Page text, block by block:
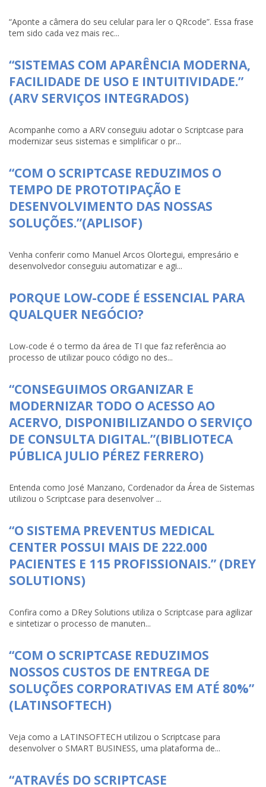
“Aponte a câmera do seu celular para ler o QRcode”. Essa frase
tem sido cada vez mais rec...
“SISTEMAS COM APARÊNCIA MODERNA,
FACILIDADE DE USO E INTUITIVIDADE.”
(ARV SERVIÇOS INTEGRADOS)
Acompanhe como a ARV conseguiu adotar o Scriptcase para
modernizar seus sistemas e simplificar o pr...
“COM O SCRIPTCASE REDUZIMOS O
TEMPO DE PROTOTIPAÇÃO E
DESENVOLVIMENTO DAS NOSSAS
SOLUÇÕES.”(APLISOF)
Venha conferir como Manuel Arcos Olortegui, empresário e
desenvolvedor conseguiu automatizar e agi...
PORQUE LOW-CODE É ESSENCIAL PARA
QUALQUER NEGÓCIO?
Low-code é o termo da área de TI que faz referência ao
processo de utilizar pouco código no des...
“CONSEGUIMOS ORGANIZAR E
MODERNIZAR TODO O ACESSO AO
ACERVO, DISPONIBILIZANDO O SERVIÇO
DE CONSULTA DIGITAL.”(BIBLIOTECA
PÚBLICA JULIO PÉREZ FERRERO)
Entenda como José Manzano, Cordenador da Área de Sistemas
utilizou o Scriptcase para desenvolver ...
“O SISTEMA PREVENTUS MEDICAL
CENTER POSSUI MAIS DE 222.000
PACIENTES E 115 PROFISSIONAIS.” (DREY
SOLUTIONS)
Confira como a DRey Solutions utiliza o Scriptcase para agilizar
e sintetizar o processo de manuten...
“COM O SCRIPTCASE REDUZIMOS
NOSSOS CUSTOS DE ENTREGA DE
SOLUÇÕES CORPORATIVAS EM ATÉ 80%”
(LATINSOFTECH)
Veja como a LATINSOFTECH utilizou o Scriptcase para
desenvolver o SMART BUSINESS, uma plataforma de...
“ATRAVÉS DO SCRIPTCASE